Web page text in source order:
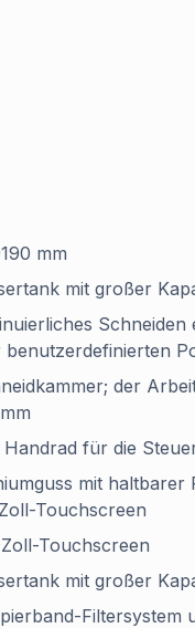
mm
mit großer
der
Handrad für die
mit
Touchscreen
Touchscreen
mit großer